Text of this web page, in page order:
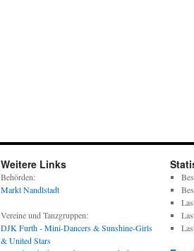
Weitere Links
Behörden:
Markt Nandlstadt
Vereine und Tanzgruppen:
DJK Furth - Mini-Dancers & Sunshine-Girls
& United Stars